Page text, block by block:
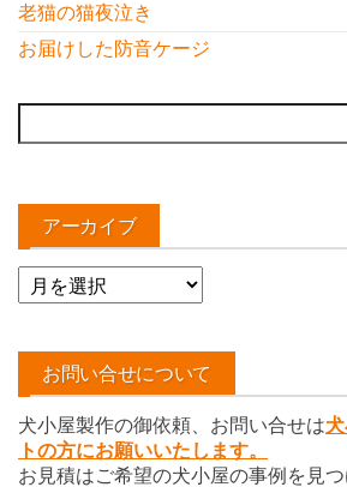
老猫の猫夜泣き
お届けした防音ケージ
索:
アーカイブ
ア
ー
イ
お問い合せについて
犬小屋製作の御依頼、お問い合せは
トの方にお願いいたします。
お見積はご希望の犬小屋の事例を見